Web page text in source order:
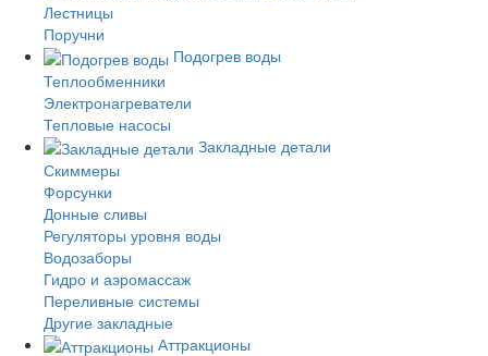
Лестницы
Поручни
Подогрев воды
Теплообменники
Электронагреватели
Тепловые насосы
Закладные детали
Скиммеры
Форсунки
Донные сливы
Регуляторы уровня воды
Водозаборы
Гидро и аэромассаж
Переливные системы
Другие закладные
Аттракционы